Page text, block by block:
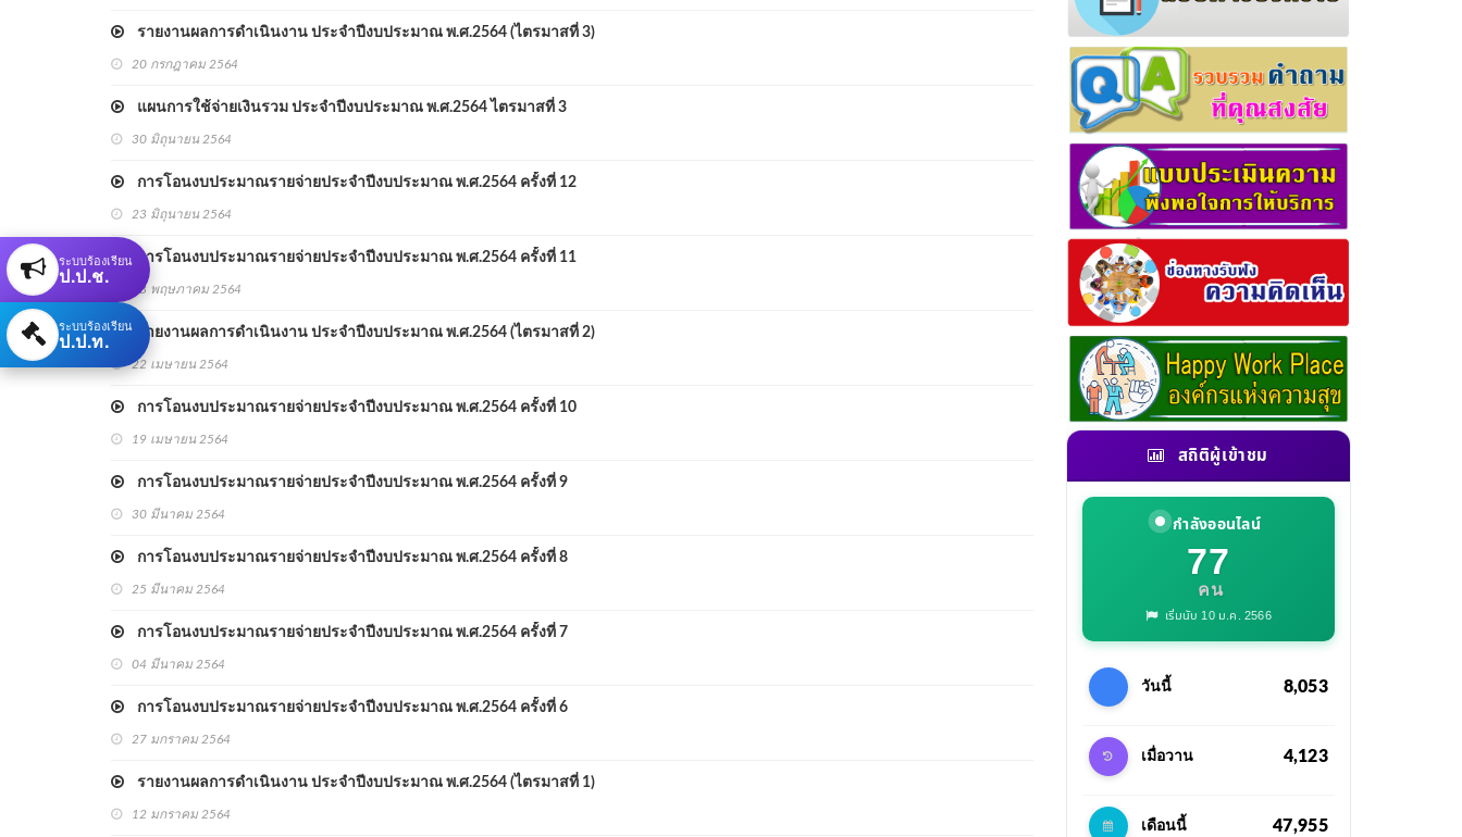
รายงานผลการดำเนินงาน ประจำปีงบประมาณ พ.ศ.2564 (ไตรมาสที่ 3)
20 กรกฎาคม 2564
แผนการใช้จ่ายเงินรวม ประจำปีงบประมาณ พ.ศ.2564 ไตรมาสที่ 3
30 มิถุนายน 2564
การโอนงบประมาณรายจ่ายประจำปีงบประมาณ พ.ศ.2564 ครั้งที่ 12
23 มิถุนายน 2564
การโอนงบประมาณรายจ่ายประจำปีงบประมาณ พ.ศ.2564 ครั้งที่ 11
28 พฤษภาคม 2564
รายงานผลการดำเนินงาน ประจำปีงบประมาณ พ.ศ.2564 (ไตรมาสที่ 2)
22 เมษายน 2564
การโอนงบประมาณรายจ่ายประจำปีงบประมาณ พ.ศ.2564 ครั้งที่ 10
19 เมษายน 2564
การโอนงบประมาณรายจ่ายประจำปีงบประมาณ พ.ศ.2564 ครั้งที่ 9
30 มีนาคม 2564
การโอนงบประมาณรายจ่ายประจำปีงบประมาณ พ.ศ.2564 ครั้งที่ 8
25 มีนาคม 2564
การโอนงบประมาณรายจ่ายประจำปีงบประมาณ พ.ศ.2564 ครั้งที่ 7
04 มีนาคม 2564
การโอนงบประมาณรายจ่ายประจำปีงบประมาณ พ.ศ.2564 ครั้งที่ 6
27 มกราคม 2564
รายงานผลการดำเนินงาน ประจำปีงบประมาณ พ.ศ.2564 (ไตรมาสที่ 1)
12 มกราคม 2564
สถิติผู้เข้าชม
กำลังออนไลน์
77
คน
เริ่มนับ 10 ม.ค. 2566
วันนี้ 8,053
เมื่อวาน 4,123
เดือนนี้ 47,955
ระบบร้องเรียน
ป.ป.ช.
ระบบร้องเรียน
ป.ป.ท.